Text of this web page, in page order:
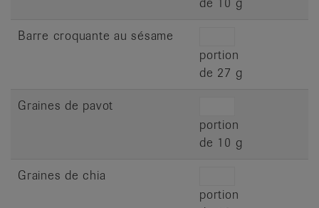
Barre croquante au sésame
portion
de 27 g
Graines de pavot
portion
de 10 g
Graines de chia
portion